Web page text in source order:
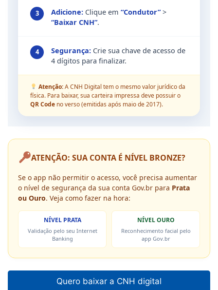
3 Adicione: Clique em “Condutor”>
“Baixar CNH”.
4 Segurança: Crie sua chave de acesso de
4 dígitos para finalizar.
Atenção:A CNH Digital tem o mesmo valor jurídico da
física. Para baixar, sua carteira impressa deve possuir o
QR Code no verso (emitidas após maio de 2017).
ATENÇÃO: SUA CONTA É NÍVEL BRONZE?
Se o app não permitir o acesso, você precisa aumentar
o nível de segurança da sua conta Gov.br para Prata
ou Ouro. Veja como fazer na hora:
NÍVEL PRATA
Validação pelo seu Internet
Banking
NÍVEL OURO
Reconhecimento facial pelo
app Gov.br
Quero baixar a CNH digital